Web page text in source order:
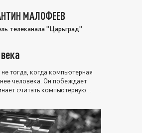
МАЛОФЕЕВ
телеканала "Царьград"
тогда, когда компьютерная
человека. Он побеждает
считать компьютерную